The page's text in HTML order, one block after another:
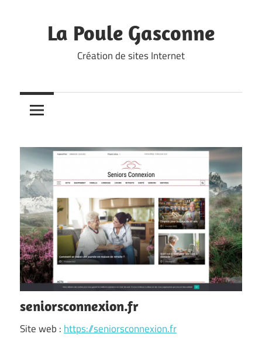
contentLa Poule Gasconne
Création de sites Internet
seniorsconnexion.fr
Site web : https://seniorsconnexion.fr